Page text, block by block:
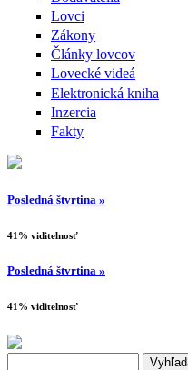
Lovci
Zákony
Články lovcov
Lovecké videá
Elektronická kniha
Inzercia
Fakty
Posledná štvrtina »
41% viditelnosť
Posledná štvrtina »
41% viditelnosť